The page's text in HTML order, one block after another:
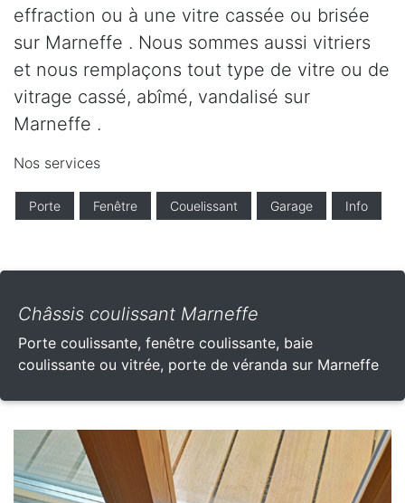
effraction ou à une vitre cassée ou brisée
sur Marneffe . Nous sommes aussi vitriers
et nous remplaçons tout type de vitre ou de
vitrage cassé, abîmé, vandalisé sur
Marneffe .
Nos services
Porte Fenêtre Couelissant Garage Info
Châssis coulissant Marneffe
Porte coulissante, fenêtre coulissante, baie
coulissante ou vitrée, porte de véranda sur Marneffe